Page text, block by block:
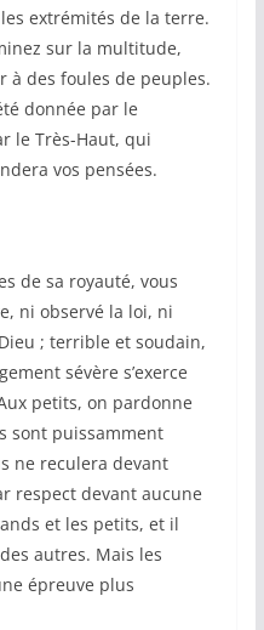
extrémités de la terre.
sur la multitude,
à des foules de peuples.
donnée par le
le Très-Haut, qui
vos pensées.
de sa royauté, vous
ni observé la loi, ni
; terrible et soudain,
sévère s’exerce
petits, on pardonne
sont puissamment
ne reculera devant
respect devant aucune
et les petits, et il
autres. Mais les
épreuve plus